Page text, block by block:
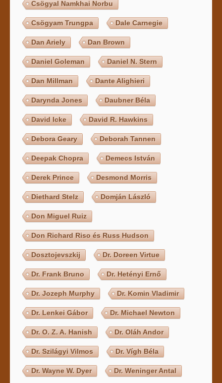
Csögyal Namkhai Norbu
Csögyam Trungpa Dale Carnegie
Dan Ariely Dan Brown
Daniel Goleman Daniel N. Stern
Dan Millman Dante Alighieri
Darynda Jones Daubner Béla
David Icke David R. Hawkins
Debora Geary Deborah Tannen
Deepak Chopra Demecs István
Derek Prince Desmond Morris
Diethard Stelz Domján László
Don Miguel Ruiz
Don Richard Riso és Russ Hudson
Dosztojevszkij Dr. Doreen Virtue
Dr. Frank Bruno Dr. Hetényi Ernő
Dr. Jozeph Murphy Dr. Komin Vladimir
Dr. Lenkei Gábor Dr. Michael Newton
Dr. O. Z. A. Hanish Dr. Oláh Andor
Dr. Szilágyi Vilmos Dr. Vígh Béla
Dr. Wayne W. Dyer Dr. Weninger Antal